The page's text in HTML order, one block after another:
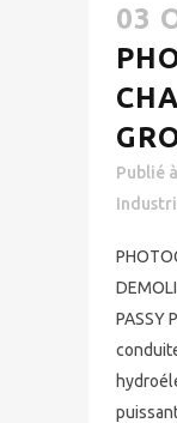
03
Publié
PASSY